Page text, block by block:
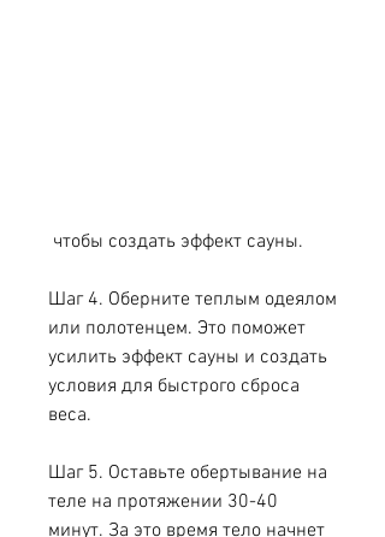
чтобы создать эффект сауны.
Шаг 4. Оберните теплым одеялом
или полотенцем. Это поможет
усилить эффект сауны и создать
условия для быстрого сброса
веса.
Шаг 5. Оставьте обертывание на
теле на протяжении 30-40
минут. За это время тело начнет